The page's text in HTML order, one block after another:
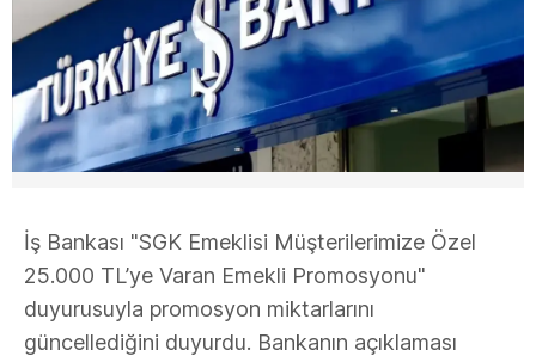
İş Bankası "SGK Emeklisi Müşterilerimize Özel
25.000 TL’ye Varan Emekli Promosyonu"
duyurusuyla promosyon miktarlarını
güncellediğini duyurdu. Bankanın açıklaması